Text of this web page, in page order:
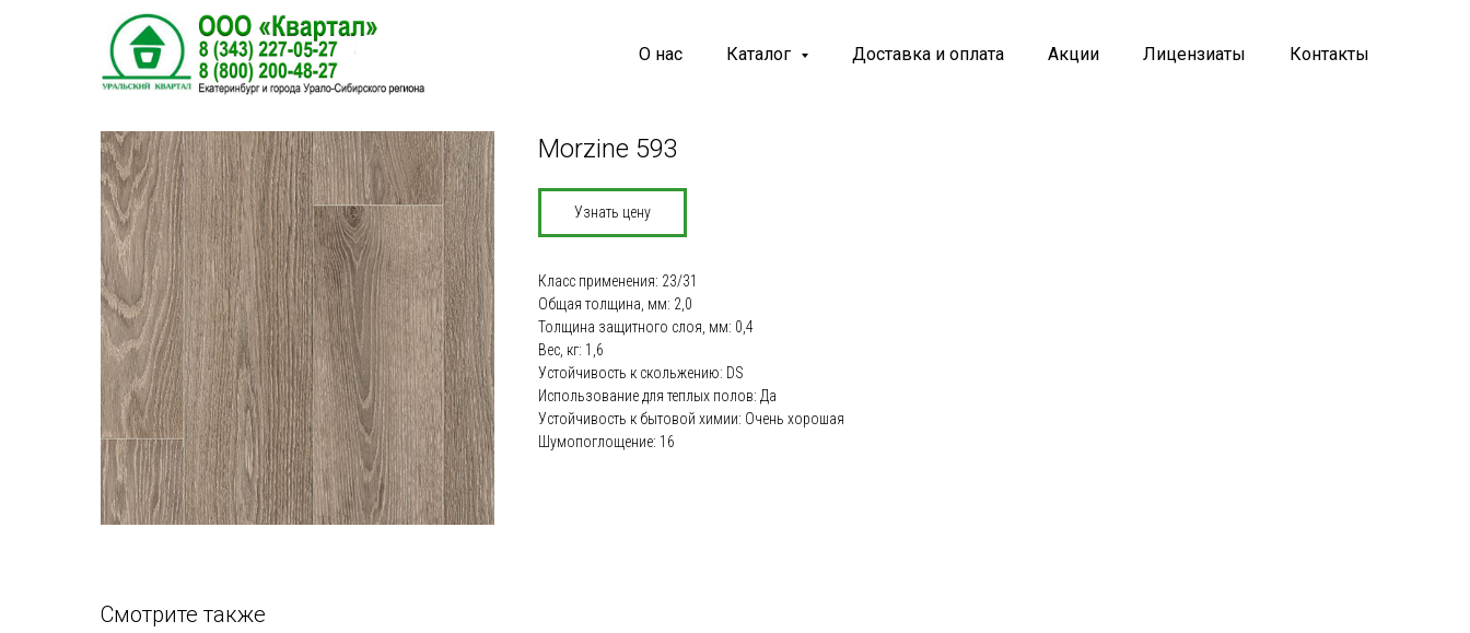
О нас Каталог Доставка и оплата Акции Лицензиаты Контакты
Morzine 593
Узнать цену
Класс применения: 23/31
Общая толщина, мм: 2,0
Толщина защитного слоя, мм: 0,4
Вес, кг: 1,6
Устойчивость к скольжению: DS
Использование для теплых полов: Да
Устойчивость к бытовой химии: Oчень хорошая
Шумопоглощение: 16
Смотрите также